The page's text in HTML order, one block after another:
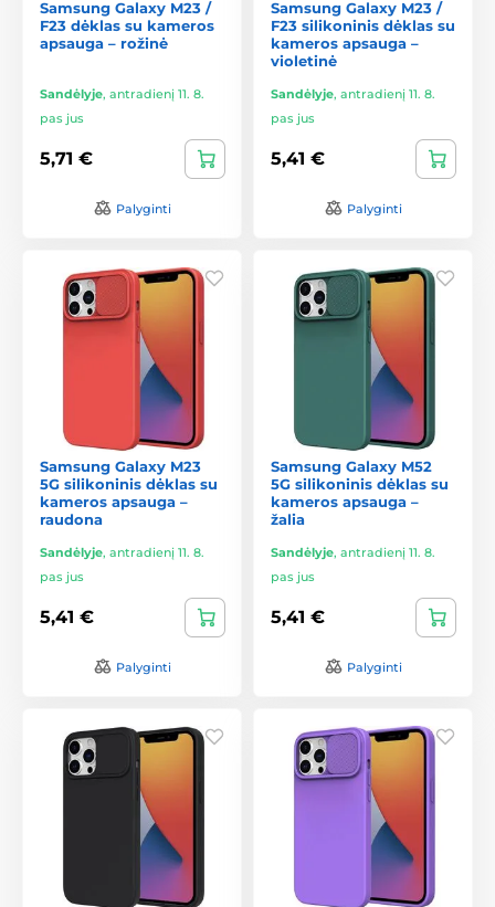
Samsung Galaxy M23 /
F23 dėklas su kameros
apsauga – rožinė
Sandėlyje, antradienį 11. 8.
pas jus
5,71 €
Palyginti
Samsung Galaxy M23 /
F23 silikoninis dėklas su
kameros apsauga –
violetinė
Sandėlyje, antradienį 11. 8.
pas jus
5,41 €
Palyginti
Samsung Galaxy M23
5G silikoninis dėklas su
kameros apsauga –
raudona
Sandėlyje, antradienį 11. 8.
pas jus
5,41 €
Palyginti
Samsung Galaxy M52
5G silikoninis dėklas su
kameros apsauga –
žalia
Sandėlyje, antradienį 11. 8.
pas jus
5,41 €
Palyginti